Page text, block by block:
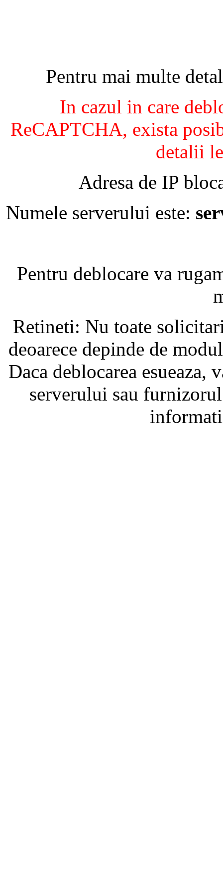
Pentru mai multe
In cazul in care
ReCAPTCHA, exista
detalii
Adresa de IP
Numele serverului este:
Pentru deblocare va
Retineti: Nu toate
deoarece depinde de
Daca deblocarea
serverului sau